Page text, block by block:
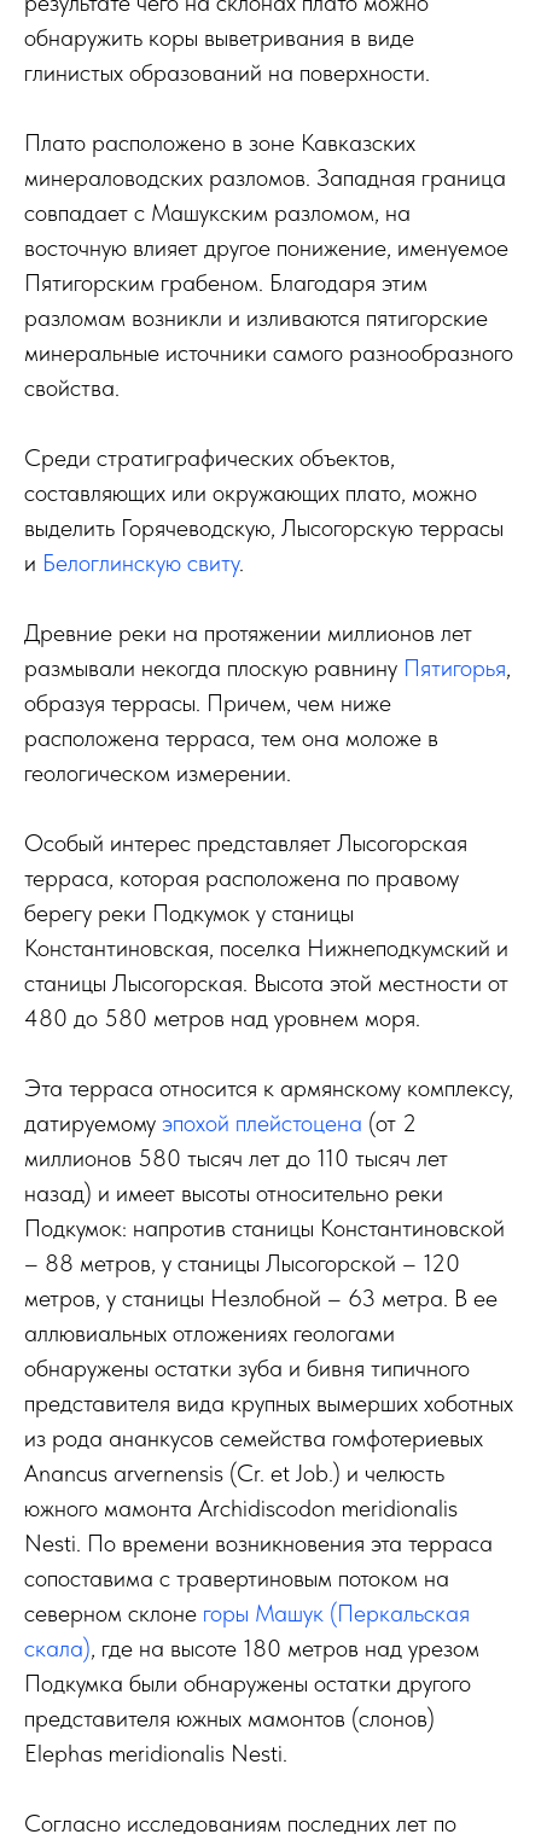
обнаружить коры выветривания в виде
глинистых образований на поверхности.
Плато расположено в зоне Кавказских
минераловодских разломов. Западная граница
совпадает с Машукским разломом, на
восточную влияет другое понижение, именуемое
Пятигорским грабеном. Благодаря этим
разломам возникли и изливаются пятигорские
минеральные источники самого разнообразного
свойства.
Среди стратиграфических объектов,
составляющих или окружающих плато, можно
выделить Горячеводскую, Лысогорскую террасы
и Белоглинскую свиту.
Древние реки на протяжении миллионов лет
размывали некогда плоскую равнину Пятигорья,
образуя террасы. Причем, чем ниже
расположена терраса, тем она моложе в
геологическом измерении.
Особый интерес представляет Лысогорская
терраса, которая расположена по правому
берегу реки Подкумок у станицы
Константиновская, поселка Нижнеподкумский и
станицы Лысогорская. Высота этой местности от
480 до 580 метров над уровнем моря.
Эта терраса относится к армянскому комплексу,
датируемому эпохой плейстоцена (от 2
миллионов 580 тысяч лет до 110 тысяч лет
назад) и имеет высоты относительно реки
Подкумок: напротив станицы Константиновской
– 88 метров, у станицы Лысогорской – 120
метров, у станицы Незлобной – 63 метра. В ее
аллювиальных отложениях геологами
обнаружены остатки зуба и бивня типичного
представителя вида крупных вымерших хоботных
из рода ананкусов семейства гомфотериевых
Anancus arvernensis (Cr. et Job.) и челюсть
южного мамонта Archidiscodon meridionalis
Nesti. По времени возникновения эта терраса
сопоставима с травертиновым потоком на
северном склоне горы Машук (Перкальская
скала), где на высоте 180 метров над урезом
Подкумка были обнаружены остатки другого
представителя южных мамонтов (слонов)
Elephas meridionalis Nesti.
Согласно исследованиям последних лет по